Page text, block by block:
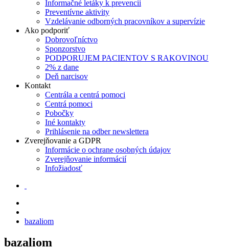
Informačné letáky k prevencii
Preventívne aktivity
Vzdelávanie odborných pracovníkov a supervízie
Ako podporiť
Dobrovoľníctvo
Sponzorstvo
PODPORUJEM PACIENTOV S RAKOVINOU
2% z dane
Deň narcisov
Kontakt
Centrála a centrá pomoci
Centrá pomoci
Pobočky
Iné kontakty
Prihlásenie na odber newslettera
Zverejňovanie a GDPR
Informácie o ochrane osobných údajov
Zverejňovanie informácií
Infožiadosť
bazaliom
bazaliom